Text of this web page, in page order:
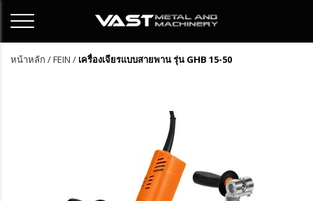
หน้าหลัก /FEIN / เครื่องเจียรแบบสายพาน รุ่น GHB 15-50